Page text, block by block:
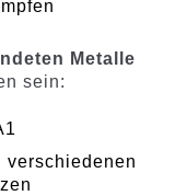
Metalle
sein:
verschiedenen